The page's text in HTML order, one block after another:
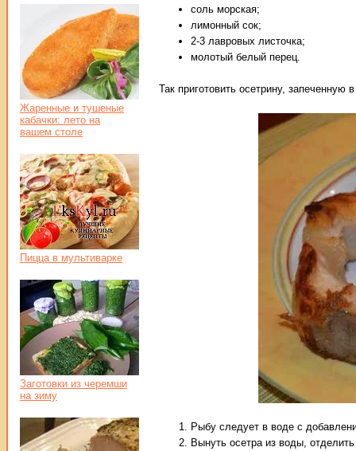
соль морская;
лимонный сок;
2-3 лавровых листочка;
молотый белый перец.
Так приготовить осетрину, запеченную
Рыбу следует в воде с
Вынуть осетра из воды,
Жаренные и тушеные
кабачки: лето на
вашем столе
Пицца в мультиварке
Заготовки из черемши
на зиму